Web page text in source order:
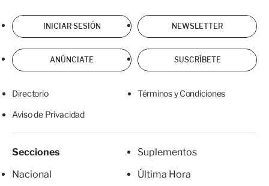
INICIAR SESIÓN NEWSLETTER
ANÚNCIATE SUSCRÍBETE
Directorio Términos y Condiciones
Aviso de Privacidad
Secciones
Nacional
Suplementos
Última Hora